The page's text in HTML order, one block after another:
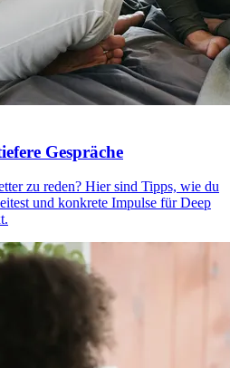
Gespräche
zu reden? Hier sind Tipps, wie du
und konkrete Impulse für Deep